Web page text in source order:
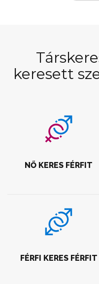
keresett
NŐ KERES FÉRFIT
FÉRFI KERES FÉRFIT